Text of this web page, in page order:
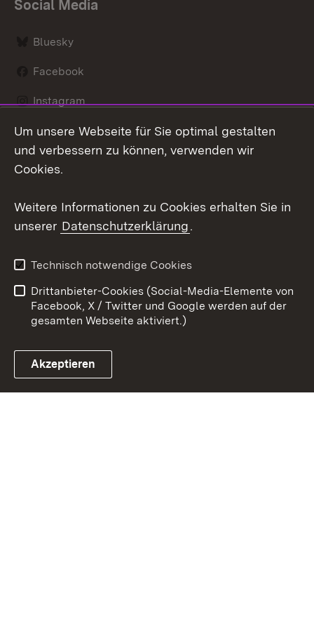
Social Media
Bluesky
Facebook
Instagram
LinkedIn
Link zum Landesportal
Datenschutz
Barrierefreiheit
Impressum
Cookies
Um unsere Webseite für Sie optimal gestalten
und verbessern zu können, verwenden wir
Cookies.
Weitere Informationen zu Cookies erhalten Sie in
unserer Datenschutzerklärung.
Technisch notwendige Cookies
Drittanbieter-Cookies (Social-Media-Elemente von
Facebook, X / Twitter und Google werden auf der
gesamten Webseite aktiviert.)
Akzeptieren